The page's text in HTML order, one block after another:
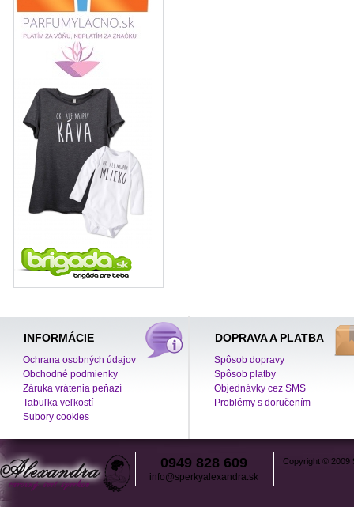
INFORMÁCIE
Ochrana osobných údajov
Obchodné podmienky
Záruka vrátenia peňazí
Tabuľka veľkostí
Subory cookies
DOPRAVA A PLATBA
Spôsob dopravy
Spôsob platby
Objednávky cez SMS
Problémy s doručením
0949 828 609
info@sperkyalexandra.sk
Copyright © 2009